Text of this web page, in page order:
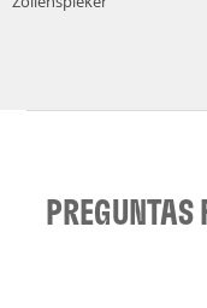
PREGUNTAS